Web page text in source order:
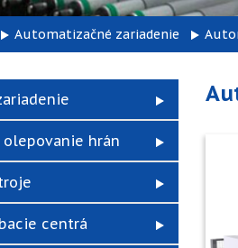
Automatizačné zariadenie
hrán
centrá